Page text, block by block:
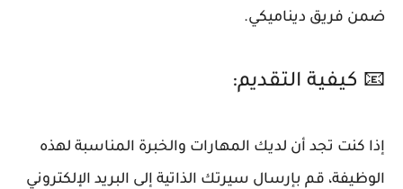
ضمن فريق ديناميكي.
📧 كيفية التقديم:
إذا كنت تجد أن لديك المهارات والخبرة المناسبة لهذه
الوظيفة، قم بإرسال سيرتك الذاتية إلى البريد الإلكتروني